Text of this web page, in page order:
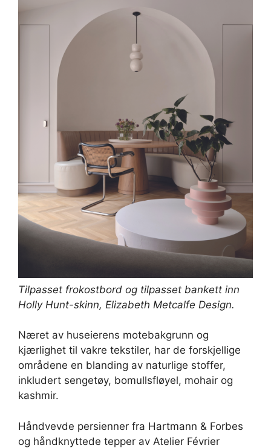
Tilpasset frokostbord og tilpasset bankett inn
Holly Hunt-skinn, Elizabeth Metcalfe Design.
Næret av huseierens motebakgrunn og
kjærlighet til vakre tekstiler, har de forskjellige
områdene en blanding av naturlige stoffer,
inkludert sengetøy, bomullsfløyel, mohair og
kashmir.
Håndvevde persienner fra Hartmann & Forbes
og håndknyttede tepper av Atelier Février